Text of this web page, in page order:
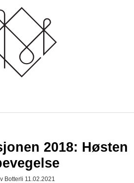
2018: Høsten
Botterli 11.02.2021